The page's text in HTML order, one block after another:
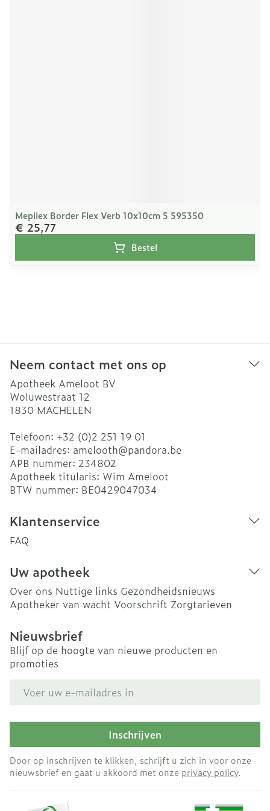
Mepilex Border Flex Verb 10x10cm 5 595350
€ 25,77
Bestel
Neem contact met ons op
Apotheek Ameloot BV
Woluwestraat 12
1830 MACHELEN
Telefoon: +32 (0)2 251 19 01
E-mailadres: amelooth@pandora.be
APB nummer: 234802
Apotheek titularis: Wim Ameloot
BTW nummer: BE0429047034
Klantenservice
FAQ
Uw apotheek
Over ons Nuttige links Gezondheidsnieuws
Apotheker van wacht Voorschrift Zorgtarieven
Nieuwsbrief
Blijf op de hoogte van nieuwe producten en
promoties
Inschrijven
Door op inschrijven te klikken, schrijft u zich in voor onze
nieuwsbrief en gaat u akkoord met onze privacy policy.